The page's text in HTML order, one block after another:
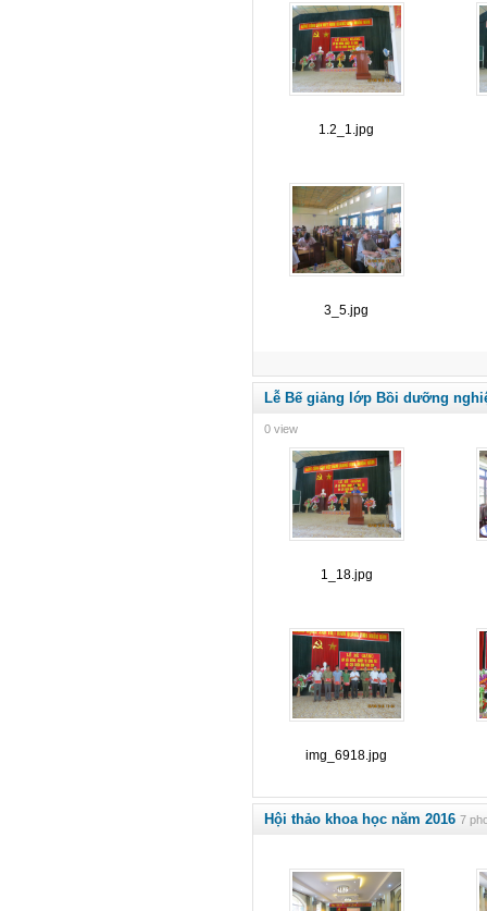
1.2_1.jpg
3_5.jpg
Lễ Bế giảng lớp Bồi dưỡng
0 view
1_18.jpg
img_6918.jpg
Hội thảo khoa học năm 2016 7